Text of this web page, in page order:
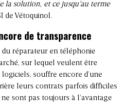
la solution, et ce jusqu’au terme
de Vétoquinol.
de transparence
réparateur en téléphonie
sur lequel veulent être
souffre encore d’une
leurs contrats parfois difficiles
sont pas toujours à l’avantage